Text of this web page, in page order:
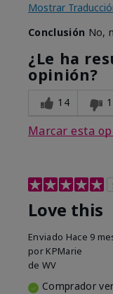
Mostrar
Conclusión No,
¿Le ha
opinión?
14 1
Marcar esta
Love this
Enviado Hace 9
por KPMarie
de WV
Comprador